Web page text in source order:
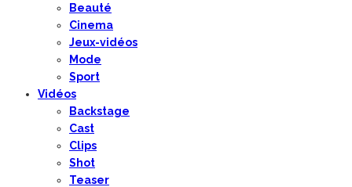
Beauté
Cinema
Jeux-vidéos
Mode
Sport
Vidéos
Backstage
Cast
Clips
Shot
Teaser